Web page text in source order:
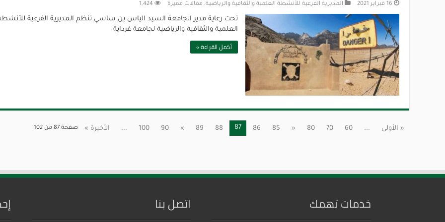
16 فبراير 2021 المديرية الفرعية للأنشطة العلمية والثقافية والرياضية, مقالات مميزة 1,424
تحت رعاية مدير الجامعة السيد الياس بن ساسي تنظم المديرية الفرعية
العلمية والثقافية والرياضية لجامعة غرداية
أكمل القراءة »
صفحة 87 من 102 « الأولى ...
60
70
80
«
85
86
87
88
89
»
90
100
... الأخيرة »
خدمات تهمك اتصل بنا